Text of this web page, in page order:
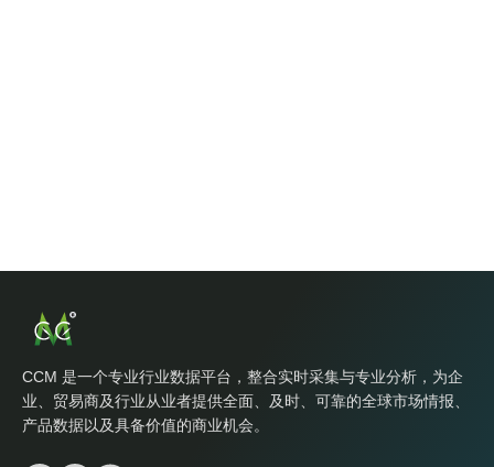
CCM 是一个专业行业数据平台，整合实时采集与专业分析，为企
业、贸易商及行业从业者提供全面、及时、可靠的全球市场情报、
产品数据以及具备价值的商业机会。